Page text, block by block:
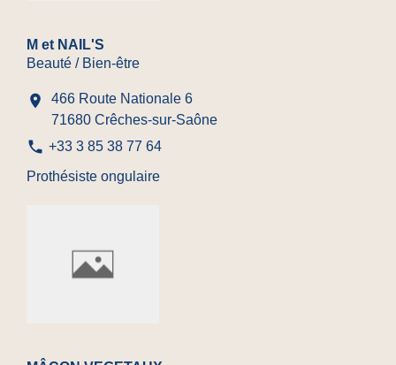
M et NAIL'S
Beauté / Bien-être
location_on
466 Route Nationale 6
71680 Crêches-sur-Saône
phone +33 3 85 38 77 64
Prothésiste ongulaire